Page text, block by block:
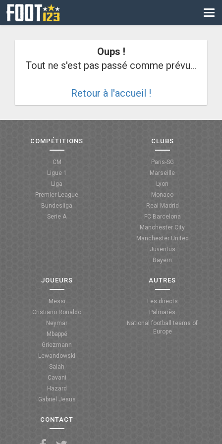
CM
COUPE DE FRANCE
COUPE DE LA LIGUE
Oups !
Tout ne s'est pas passé comme prévu...
Retour à l'accueil !
COMPÉTITIONS
CM
Ligue 1
Liga
Premier League
Bundesliga
Serie A
CLUBS
Paris-SG
Marseille
Lyon
Monaco
Real Madrid
FC Barcelona
Manchester City
Manchester United
Juventus
Bayern
JOUEURS
Messi
Cristiano Ronaldo
Neymar
Mbappé
Griezmann
Lewandowski
Salah
Cavani
Hazard
Gabriel Jesus
AUTRES
Les directs
Palmarès
National football teams of
Europe
CONTACT